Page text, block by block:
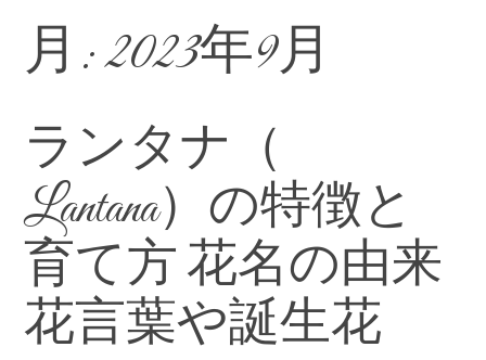
月:2023年9月
ランタナ（
Lantana）の特徴と
育て方 花名の由来
花言葉や誕生花